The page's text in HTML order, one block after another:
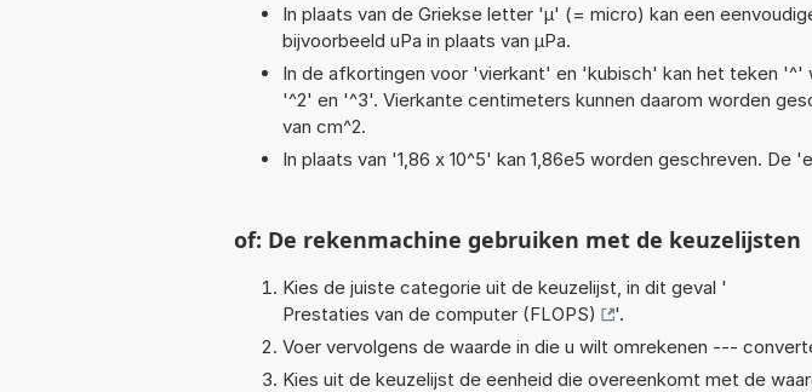
In plaats van de Griekse letter 'µ' (= micro) kan een
bijvoorbeeld uPa in plaats van µPa.
In de afkortingen voor 'vierkant' en 'kubisch' kan het teken '^'
'^2' en '^3'. Vierkante centimeters kunnen daarom worden
van cm^2.
In plaats van '1,86 x 10^5' kan 1,86e5 worden geschreven. De
of: De rekenmachine gebruiken met de keuzelijsten
Kies de juiste categorie uit de keuzelijst, in dit geval '
Prestaties van de computer (FLOPS)
'.
Voer vervolgens de waarde in die u wilt omrekenen ---
Kies uit de keuzelijst de eenheid die overeenkomt met de